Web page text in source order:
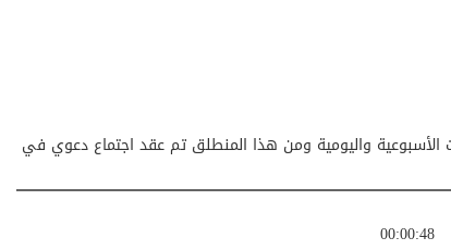
الأسبوعية واليومية ومن هذا المنطلق تم عقد اجتماع دعوي في
00:00:48